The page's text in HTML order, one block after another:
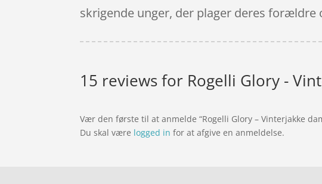
skrigende unger, der plager deres forældre
15 reviews for Rogelli Glory -
Vær den første til at anmelde “Rogelli Glory – Vinterjakke
Du skal være logged in for at afgive en anmeldelse.